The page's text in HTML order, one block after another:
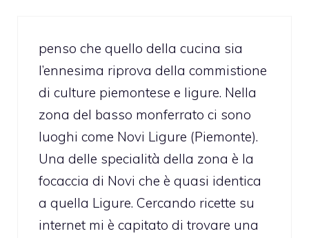
penso che quello della cucina sia
l’ennesima riprova della commistione
di culture piemontese e ligure. Nella
zona del basso monferrato ci sono
luoghi come Novi Ligure (Piemonte).
Una delle specialità della zona è la
focaccia di Novi che è quasi identica
a quella Ligure. Cercando ricette su
internet mi è capitato di trovare una